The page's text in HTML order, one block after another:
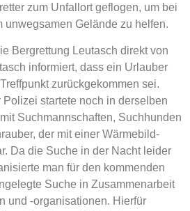
zum Unfallort geflogen, um bei
unwegsamen Gelände zu helfen.
Bergrettung Leutasch direkt von
informiert, dass ein Urlauber
zurückgekommen sei.
Polizei startete noch in derselben
Suchmannschaften, Suchhunden
der mit einer Wärmebild-
Da die Suche in der Nacht leider
man für den kommenden
Suche in Zusammenarbeit
und -organisationen. Hierfür